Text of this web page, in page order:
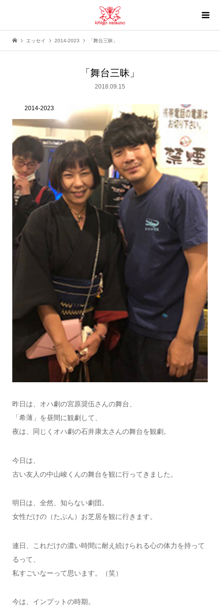
エッセイ 2014-2023 「舞台三昧」
「舞台三昧」
2018.09.15
2014-2023
昨日は、オハ劇の宮原奨伍さんの舞台、
「希薄」を昼間に観劇して、
夜は、同じくオハ劇の石井康太さんの舞台を観劇。
今日は、
古い友人の中山峻くんの舞台を観に行ってきました。
明日は、全然、知らない劇団。
女性だけの（たぶん）お芝居を観に行きます。
連日、これだけの濃い時間に耐え続けられる心の体力を持って
るって、
私すごいなーって思います。（笑）
今は、インプットの時期。